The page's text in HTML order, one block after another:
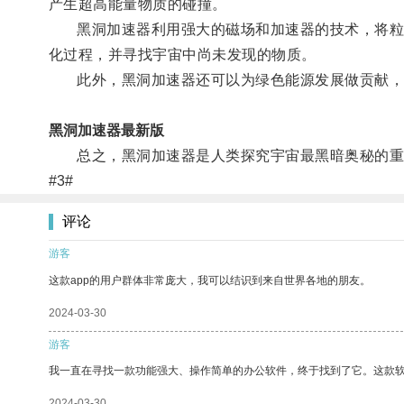
产生超高能量物质的碰撞。
黑洞加速器利用强大的磁场和加速器的技术，将粒
化过程，并寻找宇宙中尚未发现的物质。
此外，黑洞加速器还可以为绿色能源发展做贡献，
黑洞加速器最新版
总之，黑洞加速器是人类探究宇宙最黑暗奥秘的重
#3#
评论
游客
这款app的用户群体非常庞大，我可以结识到来自世界各地的朋友。
2024-03-30
游客
我一直在寻找一款功能强大、操作简单的办公软件，终于找到了它。这